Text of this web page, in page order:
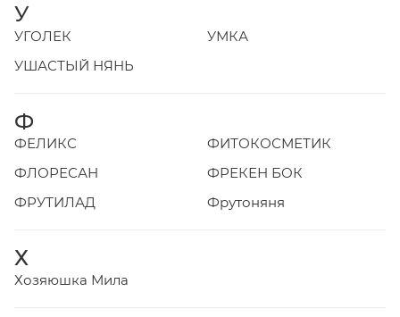
У
УГОЛЕК
УМКА
УШАСТЫЙ НЯНЬ
Ф
ФЕЛИКС
ФИТОКОСМЕТИК
ФЛОРЕСАН
ФРЕКЕН БОК
ФРУТИЛАД
Фрутоняня
Х
Хозяюшка Мила